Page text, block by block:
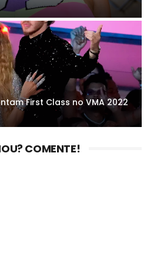
First Class no VMA 2022
COMENTE!